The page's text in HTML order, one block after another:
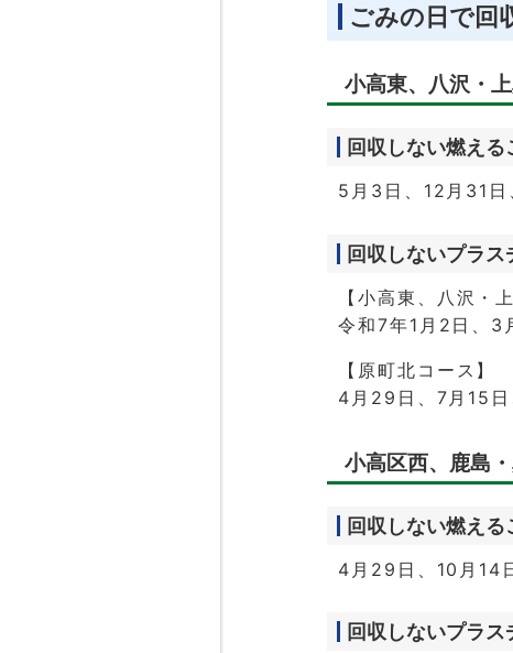
ごみの日で回
小高東、八沢・
回収しない燃える
5月3日、12月31日
回収しないプラス
【小高東、八沢・
令和7年1月2日、3
【原町北コース】
4月29日、7月15
小高区西、鹿島
回収しない燃える
4月29日、10月14
回収しないプラス